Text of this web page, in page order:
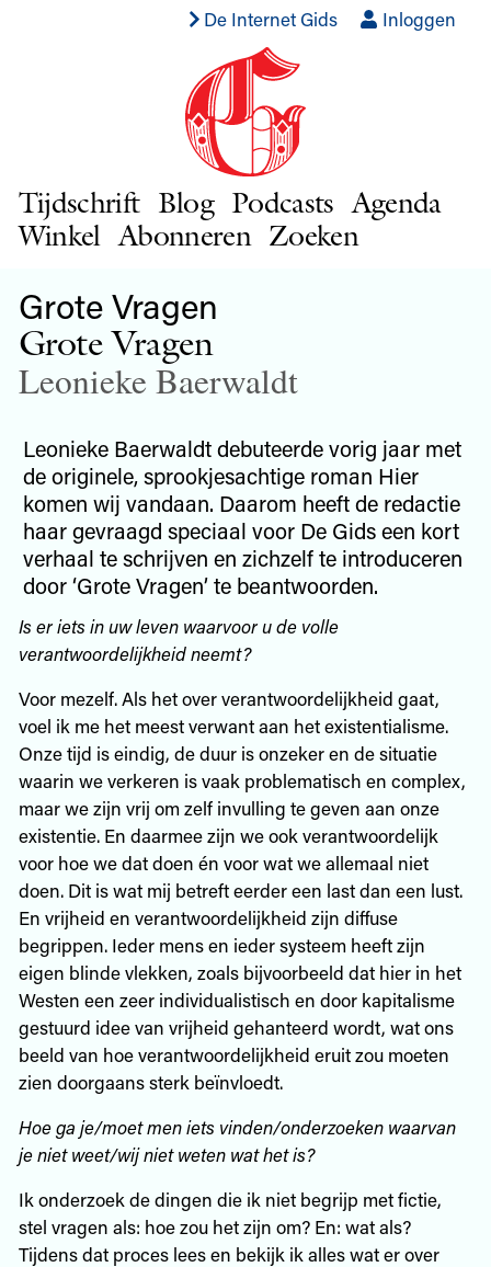
De Internet Gids Inloggen
Tijdschrift Blog Podcasts Agenda
Winkel Abonneren Zoeken
Grote Vragen
Grote Vragen
Leonieke Baerwaldt
Leonieke Baerwaldt debuteerde vorig jaar met
de originele, sprookjesachtige roman Hier
komen wij vandaan. Daarom heeft de redactie
haar gevraagd speciaal voor De Gids een kort
verhaal te schrijven en zichzelf te introduceren
door ‘Grote Vragen’ te beantwoorden.
Is er iets in uw leven waarvoor u de volle
verantwoordelijkheid neemt?
Voor mezelf. Als het over verantwoordelijkheid gaat,
voel ik me het meest verwant aan het existentialisme.
Onze tijd is eindig, de duur is onzeker en de situatie
waarin we verkeren is vaak problematisch en complex,
maar we zijn vrij om zelf invulling te geven aan onze
existentie. En daarmee zijn we ook verantwoordelijk
voor hoe we dat doen én voor wat we allemaal niet
doen. Dit is wat mij betreft eerder een last dan een lust.
En vrijheid en verantwoordelijkheid zijn diffuse
begrippen. Ieder mens en ieder systeem heeft zijn
eigen blinde vlekken, zoals bijvoorbeeld dat hier in het
Westen een zeer individualistisch en door kapitalisme
gestuurd idee van vrijheid gehanteerd wordt, wat ons
beeld van hoe verantwoordelijkheid ­eruit zou moeten
zien doorgaans sterk ­beïnvloedt.
Hoe ga je/moet men iets vinden/onderzoeken waarvan
je niet weet/wij niet weten wat het is?
Ik onderzoek de dingen die ik niet begrijp met fictie,
stel vragen als: hoe zou het zijn om? En: wat als?
Tijdens dat proces lees en bekijk ik alles wat er over